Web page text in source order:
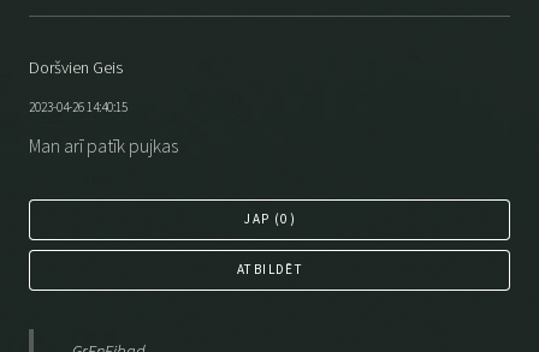
Doršvien Geis
2023-04-26 14:40:15
Man arī patīk pujkas
JAP (0 )
ATBILDĒT